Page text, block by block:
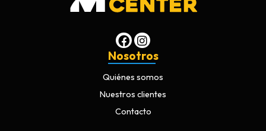
Nosotros
Quiénes somos
Nuestros clientes
Contacto